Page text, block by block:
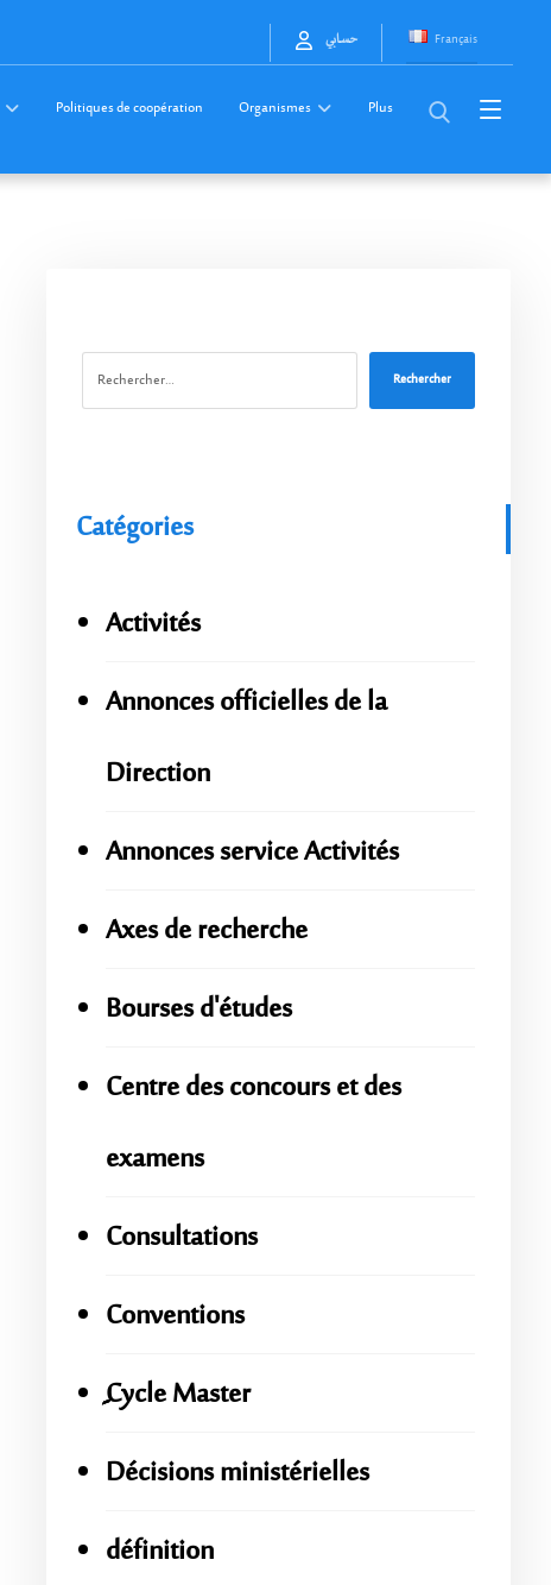
Français حسابي
Politiques de coopération Organismes Plus
Rechercher
Catégories
Activités
Annonces officielles de la
Direction
Annonces service Activités
Axes de recherche
Bourses d'études
Centre des concours et des
examens
Consultations
Conventions
ِِِCycle Master
Décisions ministérielles
définition